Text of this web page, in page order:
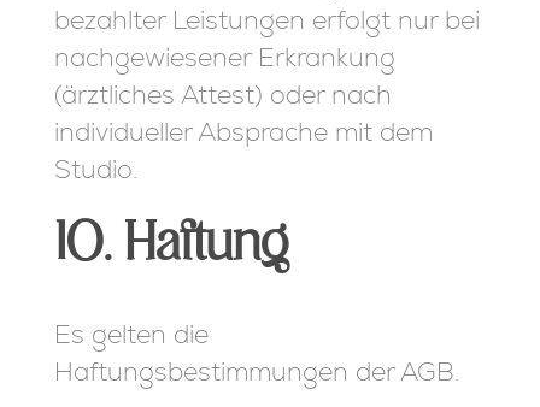
bezahlter Leistungen erfolgt nur bei
nachgewiesener Erkrankung
(ärztliches Attest) oder nach
individueller Absprache mit dem
Studio.
10. Haftung
Es gelten die
Haftungsbestimmungen der AGB.